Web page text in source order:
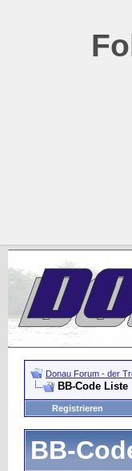
Donau Forum - der
BB-Code Liste
Registrieren
BB-